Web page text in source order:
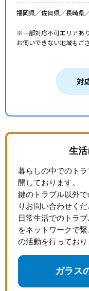
※一部対応不可エリアあり
お伺いできない地域もご
対
福岡県／佐賀県／長崎県
生
暮らしの中でのト
開しております。
鍵のトラブル以外
りお問い合わせくだ
日常生活でのトラ
をネットワークで
の活動を行っており
ガラス